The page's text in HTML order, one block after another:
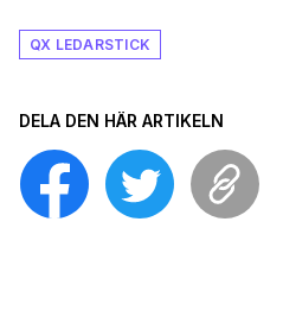
QX LEDARSTICK
DELA DEN HÄR ARTIKELN